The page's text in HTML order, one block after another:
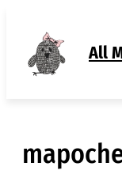
contenu
All